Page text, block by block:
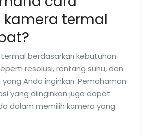
termal
termal berdasarkan kebutuhan
resolusi, rentang suhu, dan
Anda inginkan. Pemahaman
yang diinginkan juga dapat
dalam memilih kamera yang